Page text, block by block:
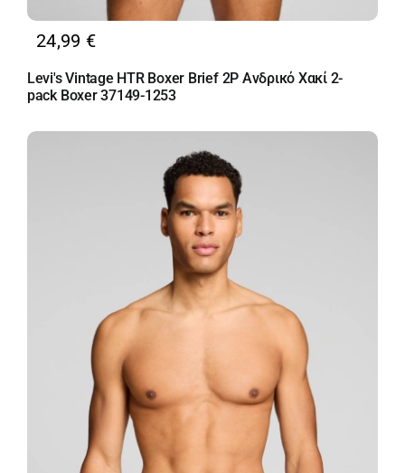
24,99 €
Levi's Vintage HTR Boxer Brief 2P Ανδρικό Χακί 2-
pack Boxer 37149-1253